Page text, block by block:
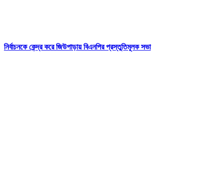
নির্বাচনকে কেন্দ্র করে জিউপাড়ায় বিএনপির প্রস্তুতিমূলক সভা